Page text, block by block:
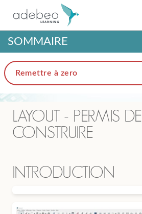
SOMMAIRE
Remettre à zero
LAYOUT - PERMIS DE
CONSTRUIRE
INTRODUCTION